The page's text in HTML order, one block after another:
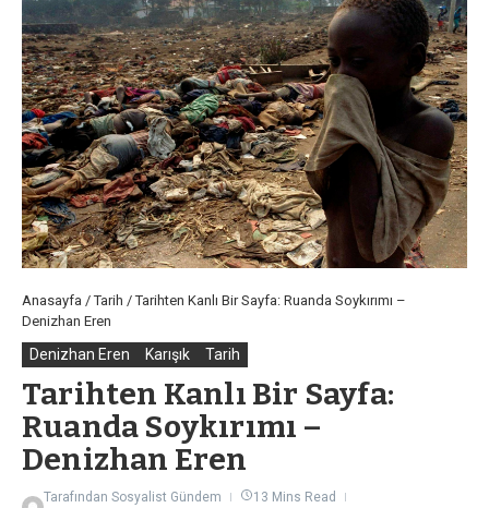
Anasayfa /Tarih /Tarihten Kanlı Bir Sayfa: Ruanda Soykırımı –
Denizhan Eren
Denizhan Eren Karışık Tarih
Tarihten Kanlı Bir Sayfa:
Ruanda Soykırımı –
Denizhan Eren
Tarafından Sosyalist Gündem
13 Mins Read